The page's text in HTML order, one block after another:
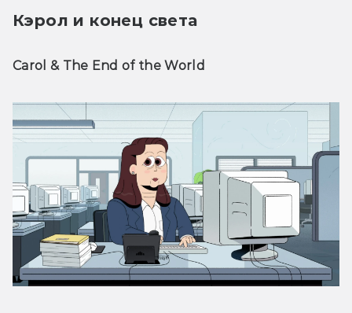
Кэрол и конец света
Carol & The End of the World